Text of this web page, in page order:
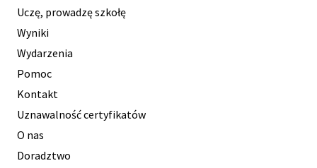
Uczę, prowadzę szkołę
Wyniki
Wydarzenia
Pomoc
Kontakt
Uznawalność certyfikatów
O nas
Doradztwo